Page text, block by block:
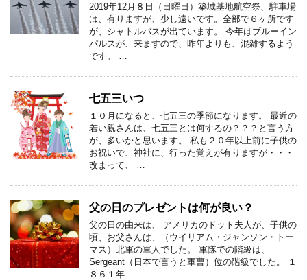
2019年12月８日（日曜日）築城基地航空祭、駐車場
は、有りますが、少し遠いです。全部で６ヶ所です
が、シャトルバスが出ています。 今年はブルーイン
パルスが、来ますので、昨年よりも、混雑するよう
です。 …
七五三いつ
１０月になると、七五三の季節になります。 最近の
若い親さんは、七五三とは何するの？？？と言う方
が、多いかと思います。 私も２０年以上前に子供の
お祝いで、神社に、行った覚えが有りますが・・・
改まって、 …
父の日のプレゼントは何が良い？
父の日の由来は、 アメリカのドット夫人が、子供の
頃、お父さんは、（ウイリアム・ジャンソン・トー
マス）北軍の軍人でした。 軍隊での階級は、
Sergeant（日本で言うと軍曹）位の階級でした。 １
８６１年 …